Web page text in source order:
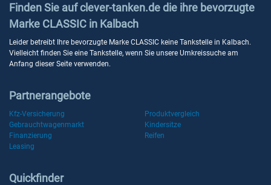
Finden Sie auf clever-tanken.de die ihre bevorzugte
Marke CLASSIC in Kalbach
Leider betreibt Ihre bevorzugte Marke CLASSIC keine Tankstelle in Kalbach.
Vielleicht finden Sie eine Tankstelle, wenn Sie unsere Umkreissuche am
Anfang dieser Seite verwenden.
Partnerangebote
Kfz-Versicherung
Produktvergleich
Gebrauchtwagenmarkt
Kindersitze
Finanzierung
Reifen
Leasing
Quickfinder